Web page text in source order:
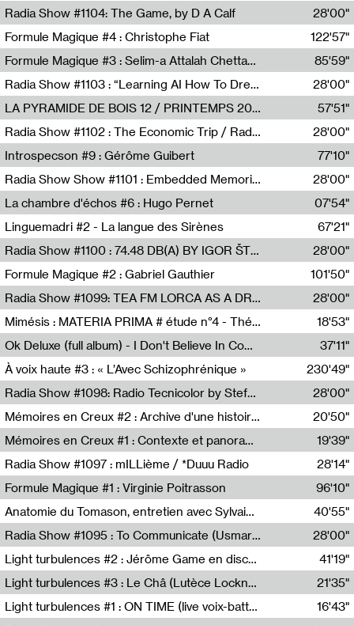
Anne Simon
Radia Show #1104: The Game, by D A Calf
Radio One NZ
28'00"
Formule Magique #4 : Christophe Fiat
Nathalie Lacroix
122'57"
Formule Magique #3 : Selim-a Attalah Chettaoui
Nathalie Lacroix,Selim-a Attalah Chettaoui
85'59"
Radia Show #1103 : “Learning AI How To Dream” by Sebastian Dingens (Radio Campus Bruxelles)
Radio Campus Bruxelles
28'00"
LA PYRAMIDE DE BOIS 12 / PRINTEMPS 2026
Sammy Stein
57'51"
Radia Show #1102 : The Economic Trip / Radio Grenouille
Radio Grenouille
28'00"
Introspecson #9 : Gérôme Guibert
Pierre Henry,Gérôme Guibert
77'10"
Radia Show Show #1101 : Embedded Memories by Jimmy Peggie / radioart106
Jimmy Peggie,radioart106
28'00"
La chambre d'échos #6 : Hugo Pernet
Revue Les Chambres,Hugo Pernet
07'54"
Linguemadri #2 - La langue des Sirènes
Meris Angioletti
67'21"
Radia Show #1100 : 74.48 DB(A) BY IGOR ŠTROMAJER FOR RADIO X
radio x
28'00"
Formule Magique #2 : Gabriel Gauthier
Nathalie Lacroix,Gabriel Gauthier
101'50"
Radia Show #1099: TEA FM LORCA AS A DREAM
TEAFM
28'00"
Mimésis : MATERIA PRIMA # étude n°4 - Théâtre de l’Aquarium
Francesco Russo,Scuola della Crisi
18'53"
Ok Deluxe (full album) - I Don't Believe In Computing
37'11"
À voix haute #3 : « L’Avec Schizophrénique »
230'49"
Radia Show #1098: Radio Tecnicolor by Stefan Nussbaumer & Georg Zichy (Radio Orange 94.0)
Radio Orange 94.0
28'00"
Mémoires en Creux #2 : Archive d'une histoire artistique
Sophie Auger-Grappin
20'50"
Mémoires en Creux #1 : Contexte et panorama
Sophie Auger-Grappin
19'39"
Radia Show #1097 : mILLième / *Duuu Radio
28'14"
Formule Magique #1 : Virginie Poitrasson
Nathalie Lacroix,Virginie Poitrasson
96'10"
Anatomie du Tomason, entretien avec Sylvain Cardonnel
Loraine Baud,Sylvain Cardonnel
40'55"
Radia Show #1095 : To Communicate (Usmaradio)
Usmaradio
28'00"
Light turbulences #2 : Jérôme Game en discussion avec Thomas Corlin
41'19"
Light turbulences #3 : Le Châ (Lutèce Lockness)
Lutèce Lockness
21'35"
Light turbulences #1 : ON TIME (live voix-batterie) avec Jérôme Game & Jean-Michel Espitallier
16'43"